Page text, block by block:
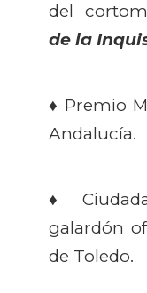
del
de la
♦ Premio
Andalucía.
♦
galardón
de Toledo.